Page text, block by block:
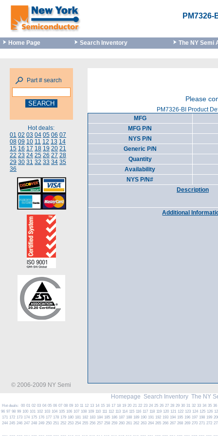
PM7326-
Home Page Search Inventory The NY Semi
Part # search
Hot deals:
01 02 03 04 05 06 07
08 09 10 11 12 13 14
15 16 17 18 19 20 21
22 23 24 25 26 27 28
29 30 31 32 33 34 35
36
Please
PM7326-BI Product
MFG
MFG P/N
NYS P/N
Generic P/N
Quantity
Availability
NYS P/N#
Description
Additional
© 2006-2009 NY Semi
Homepage Search Inventory The NY
Hot deals: 00 01 02 03 04 05 06 07 08 09 10 11 12 13 14 15 16 17 18 19 20 21 22 23 24 25 26 27 28 29 30 31 32 33 34 35 36
96 97 98 99 100 101 102 103 104 105 106 107 108 109 110 111 112 113 114 115 116 117 118 119 120 121 122 123 124 125 126
171 172 173 174 175 176 177 178 179 180 181 182 183 184 185 186 187 188 189 190 191 192 193 194 195 196 197 198 199
244 245 246 247 248 249 250 251 252 253 254 255 256 257 258 259 260 261 262 263 264 265 266 267 268 269 270 271 272